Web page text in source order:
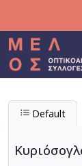
Default